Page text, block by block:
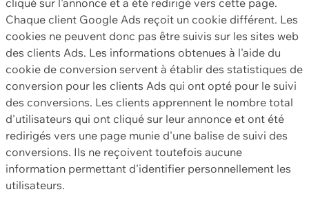
cliqué sur l'annonce et a été redirigé vers cette page.
Chaque client Google Ads reçoit un cookie différent. Les
cookies ne peuvent donc pas être suivis sur les sites web
des clients Ads. Les informations obtenues à l'aide du
cookie de conversion servent à établir des statistiques de
conversion pour les clients Ads qui ont opté pour le suivi
des conversions. Les clients apprennent le nombre total
d'utilisateurs qui ont cliqué sur leur annonce et ont été
redirigés vers une page munie d'une balise de suivi des
conversions. Ils ne reçoivent toutefois aucune
information permettant d'identifier personnellement les
utilisateurs.